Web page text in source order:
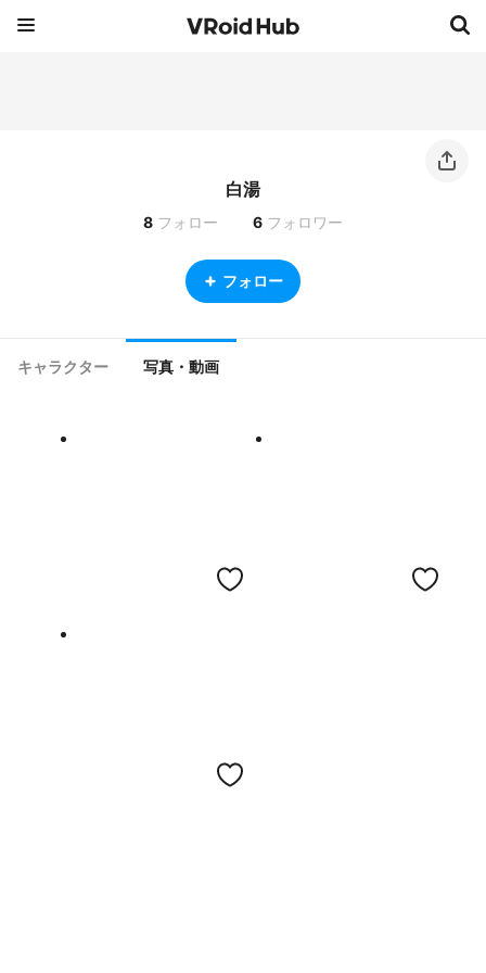
白湯
8 フォロー 6 フォロワー
フォロー
キャラクター 写真・動画